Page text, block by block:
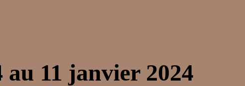
au 11 janvier 2024